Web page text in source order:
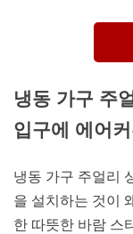
냉동 가구 주
입구에 에어
냉동 가구 주얼리
을 설치하는 것이
한 따뜻한 바람 스